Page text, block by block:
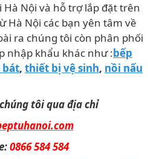
Nội và hỗ trợ lắp đặt trên
Hà Nội các bạn yên tâm về
ra chúng tôi còn phân phối
nhập khẩu khác như :bếp
bát, thiết bị vệ sinh, nồi nấu
tôi qua địa chỉ
0866 584 584